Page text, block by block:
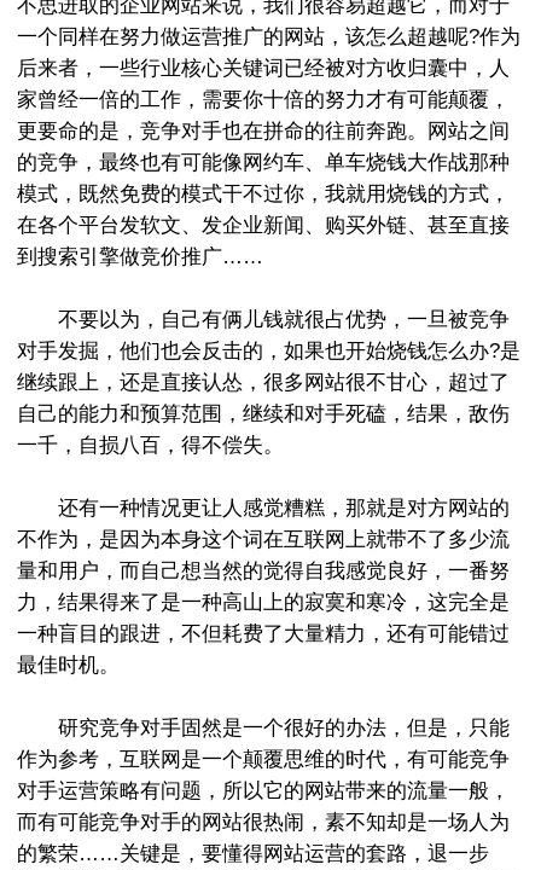
不思进取的企业网站来说，我们很容易超越它，而对于
一个同样在努力做运营推广的网站，该怎么超越呢?作为
后来者，一些行业核心关键词已经被对方收归囊中，人
家曾经一倍的工作，需要你十倍的努力才有可能颠覆，
更要命的是，竞争对手也在拼命的往前奔跑。网站之间
的竞争，最终也有可能像网约车、单车烧钱大作战那种
模式，既然免费的模式干不过你，我就用烧钱的方式，
在各个平台发软文、发企业新闻、购买外链、甚至直接
到搜索引擎做竞价推广……
不要以为，自己有俩儿钱就很占优势，一旦被竞争
对手发掘，他们也会反击的，如果也开始烧钱怎么办?是
继续跟上，还是直接认怂，很多网站很不甘心，超过了
自己的能力和预算范围，继续和对手死磕，结果，敌伤
一千，自损八百，得不偿失。
还有一种情况更让人感觉糟糕，那就是对方网站的
不作为，是因为本身这个词在互联网上就带不了多少流
量和用户，而自己想当然的觉得自我感觉良好，一番努
力，结果得来了是一种高山上的寂寞和寒冷，这完全是
一种盲目的跟进，不但耗费了大量精力，还有可能错过
最佳时机。
研究竞争对手固然是一个很好的办法，但是，只能
作为参考，互联网是一个颠覆思维的时代，有可能竞争
对手运营策略有问题，所以它的网站带来的流量一般，
而有可能竞争对手的网站很热闹，素不知却是一场人为
的繁荣……关键是，要懂得网站运营的套路，退一步